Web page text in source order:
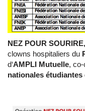
NEZ POUR SOURIRE,
clowns hospitaliers du
d‘AMPLI Mutuelle,
nationales étudiantes